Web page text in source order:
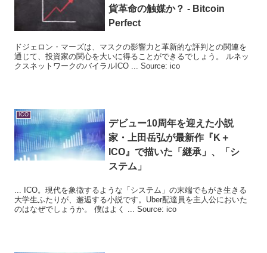
貨革命の触媒か？ - Bitcoin
Perfect
ドジェロン・マーズは、マスクの影響力と革新的な評判との関連を
通じて、投資家の関心を大いに得ることができるでしょう。 ルネッ
クスネットワークのバイラルICO ... Source: ico
ICO
デビュー10周年を迎えた小説
家・上田岳弘が最新作『K＋
ICO』で描いた「継承」、「シ
ステム」
... ICO。現代を象徴するような「システム」の末端でもがき生きる
大学生ふたりが、邂逅する小説です。Uber配達員を主人公においた
のはなぜでしょうか。 僕はよく ... Source: ico